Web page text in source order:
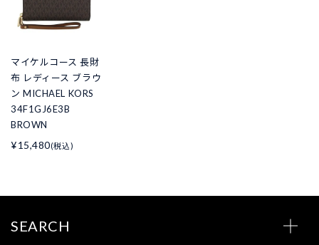
マイケルコース 長財
布 レディース ブラウ
ン MICHAEL KORS
34F1GJ6E3B
BROWN
¥15,480(税込)
SEARCH